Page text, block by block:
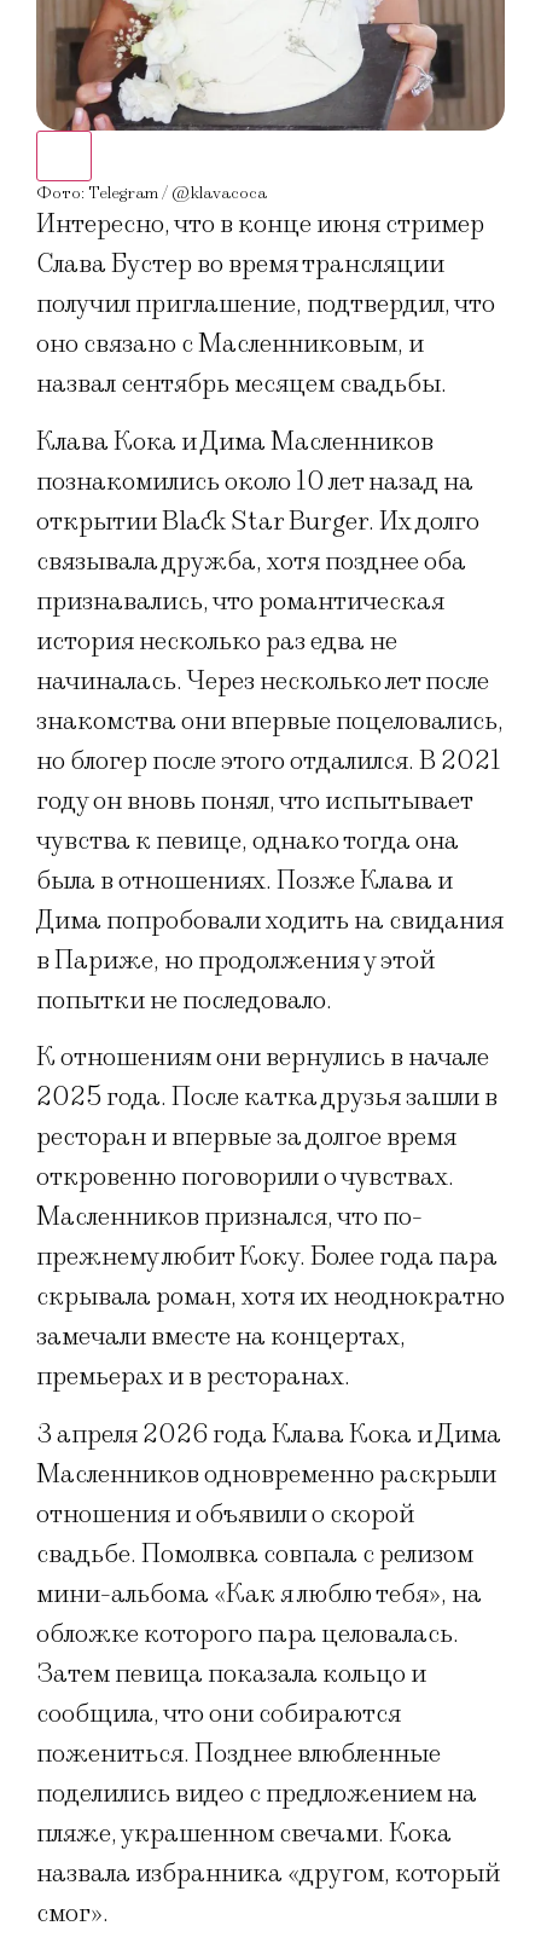
Фото: Telegram / @klavacoca
Интересно, что в конце июня стример
Слава Бустер во время трансляции
получил приглашение, подтвердил, что
оно связано с Масленниковым, и
назвал сентябрь месяцем свадьбы.
Клава Кока и Дима Масленников
познакомились около 10 лет назад на
открытии Black Star Burger. Их долго
связывала дружба, хотя позднее оба
признавались, что романтическая
история несколько раз едва не
начиналась. Через несколько лет после
знакомства они впервые поцеловались,
но блогер после этого отдалился. В 2021
году он вновь понял, что испытывает
чувства к певице, однако тогда она
была в отношениях. Позже Клава и
Дима попробовали ходить на свидания
в Париже, но продолжения у этой
попытки не последовало.
К отношениям они вернулись в начале
2025 года. После катка друзья зашли в
ресторан и впервые за долгое время
откровенно поговорили о чувствах.
Масленников признался, что по-
прежнему любит Коку. Более года пара
скрывала роман, хотя их неоднократно
замечали вместе на концертах,
премьерах и в ресторанах.
3 апреля 2026 года Клава Кока и Дима
Масленников одновременно раскрыли
отношения и объявили о скорой
свадьбе. Помолвка совпала с релизом
мини-альбома «Как я люблю тебя», на
обложке которого пара целовалась.
Затем певица показала кольцо и
сообщила, что они собираются
пожениться. Позднее влюбленные
поделились видео с предложением на
пляже, украшенном свечами. Кока
назвала избранника «другом, который
смог».